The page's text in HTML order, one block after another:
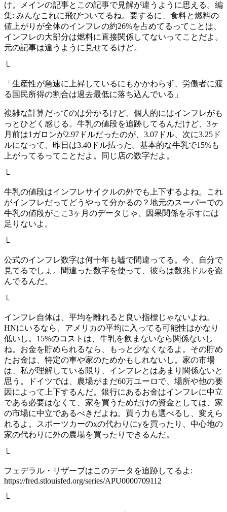
け。メインの記事とこの記事で見解が違うように思える。編
集: みんなこれに飛びついてるね。要するに、食料と燃料の
値上がりが全体のインフレの約26%を占めてるってことは、
インフレの大部分は燃料に直接関係してないってことだよ。
元の記事は違うように見せてるけど。
└
「生産性が急速に上昇しているにもかかわらず、労働者に渡
る国民所得の割合は過去最低に落ち込んでいる」
複雑な計算だってのは分かるけど、個人的にはインフレがも
っとひどく感じる。牛乳の値段を追跡してるんだけど、3ヶ
月前は1ガロンが2.97ドルだったのが、3.07ドル、次に3.25ド
ルになって、昨日は3.40ドル払った。基本的な牛乳で15%も
上がってるってことだよ。同じ店の数字だよ。
└
牛乳の値段はインフレサイクルの外でも上下するよね。これ
がインフレだってどうやって分かるの？地元のスーパーでの
牛乳の値段がここ3ヶ月のデータじゃ、因果関係を示すには
足りないよ。
└
公式のインフレ数字は何十年も嘘で間違ってる。今、自分で
見てるでしょ。間違った数字を使って、彼らは数兆ドルを盗
んでるんだ。
└
インフレ自体は、平均を離れると良い指標じゃないよね。
HNにいるなら、アメリカの平均に入ってる可能性はかなり
低いし。15%のコストは、牛乳を飲まないなら関係ないし
ね。お金を貯められるなら、もっと少なくなるよ。その貯め
たお金は、特定の車や家のためかもしれないし。家の市場
は、私が理解している限り、インフレとはあまり関係ないと
思う。ドイツでは、農場がまだ60万ユーロで、場所や他の要
因によって上下するんだ。銀行にあるお金はインフレに中立
である必要はなくて、家を買うためだけの資金としては、家
の市場に中立であるべきだよね。買う力も選べるし、変えら
れるよ。スポーツカーのxの代わりにyを買ったり、中心地の
家の代わりに外の農場を買ったりできるんだ。
└
フェデラル・リザーブはこのデータを追跡してるよ:
https://fred.stlouisfed.org/series/APU0000709112
└